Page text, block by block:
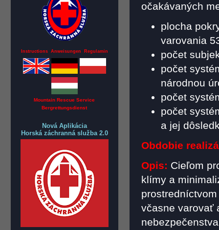
Instructions Anweisungen Regulamin
Mountain Rescue Service
Bergrettungsdienst
Nová Aplikácia
Horská záchranná služba 2.0
očakávaných
plocha
varovania
počet
počet
národnou
počet
počet
a jej
Obdobie
Opis: Cieľom
klímy a
včasne varovať